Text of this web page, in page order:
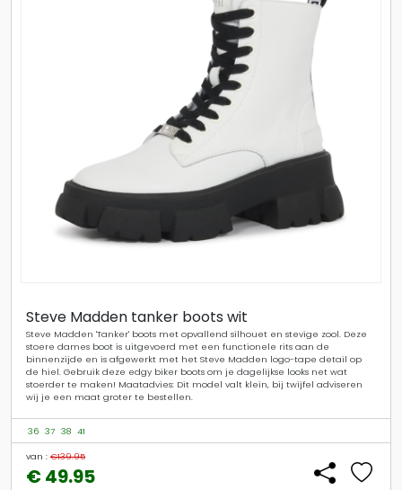
Steve Madden tanker boots wit
Steve Madden 'Tanker' boots met opvallend silhouet en stevige zool. Deze
stoere dames boot is uitgevoerd met een functionele rits aan de
binnenzijde en is afgewerkt met het Steve Madden logo-tape detail op
de hiel. Gebruik deze edgy biker boots om je dagelijkse looks net wat
stoerder te maken! Maatadvies: Dit model valt klein, bij twijfel adviseren
wij je een maat groter te bestellen.
36 37 38 41
van : €139.95
€ 49.95